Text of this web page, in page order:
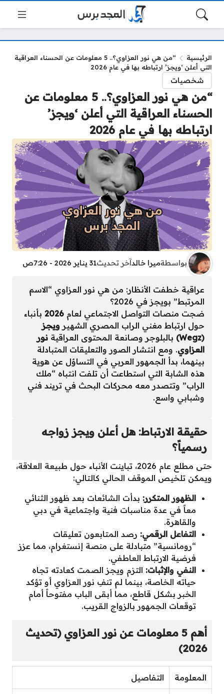
الرئيسية
“من هي نور العزاوي؟.. 5 معلومات عن الحسناء العراقية
التي أعلن ‘ويجز’ ارتباطه بها في عام 2026
شخصيات
“من هي نور العزاوي؟.. 5 معلومات عن
الحسناء العراقية التي أعلن ‘ويجز’
ارتباطه بها في عام 2026
بواسطةميرا خالدآخر تحديث31 يناير 2026 - 7:26ص
عراقية خطفت الأنظار: من هي نور العزاوي “الاسم
المرتبط” بويجز في 2026؟
ضجت منصات التواصل الاجتماعي لعام 2026 بأنباء
حول ارتباط مغني الراب المصري الشهير ويجز
(Wegz)
بالبلوجر وصانعة المحتوى العراقية نور
العزاوي. ومع انتشار الصور والتعليقات المتبادلة
بينهما، بدأ الجمهور العربي في التساؤل عن هوية
هذه الشابة التي استطاعت أن تلفت انتباه “ملك
الراب” وتتصدر معه محركات البحث في تريند فني
وشبابي واسع.
حقيقة الارتباط: هل أعلن ويجز زواجه
رسمياً؟
حتى مطلع عام 2026، تباينت الأنباء حول طبيعة العلاقة،
ويمكن تلخيص الموقف الحالي كالتالي:
الظهور المتكرر: بدأت الشائعات بعد ظهور الثنائي
معاً في عدة مناسبات فنية واجتماعية في دبي
والقاهرة.
التفاعل الرقمي: رصد المتابعون تعليقات
“رومانسية” متبادلة على منصة إنستغرام، مما عزز
فرضية الارتباط العاطفي.
النفي والإثبات: التزم ويجز الصمت كعادته تجاه
حياته الخاصة، بينما لم تنفِ نور العزاوي أو تؤكد
الخبر بشكل قاطع، مما أبقى الباب مفتوحاً أمام
توقعات الجمهور بالزواج القريب.
أهم 5 معلومات عن نور العزاوي (تحديث
2026)
المعلومة التفاصيل